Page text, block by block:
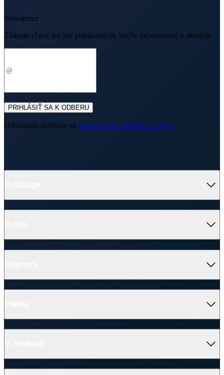
Newsletter
Získajte zľavy len pre prihlásených, buďte informovaní o akciách.
PRIHLÁSIŤ SA K ODBERU
Odoslaním súhlasíte sa spracovaním osobných údajov.
Výhody oblečenia CityZen
Doprava a platba
Darčekové poukazy
Kontakt
Pre B2B
Ako vyrábame chytré oblečenie